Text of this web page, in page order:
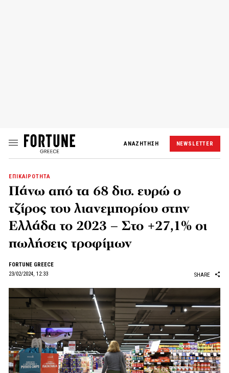
ΑΝΑΖΗΤΗΣΗ NEWSLETTER
ΕΠΙΚΑΙΡΟΤΗΤΑ
Πάνω από τα 68 δισ. ευρώ ο
τζίρος του λιανεμπορίου στην
Ελλάδα το 2023 – Στο +27,1% οι
πωλήσεις τροφίμων
FORTUNE GREECE
23/02/2024, 12:33
SHARE